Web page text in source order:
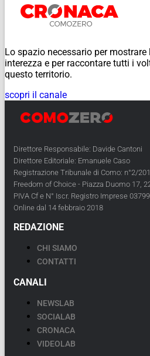
Lo spazio necessario per
interezza e per raccontare tutti i
questo territorio.
scopri il canale
Direttore Responsabile: Davide Cantoni
Direttore Editoriale: Emanuele Caso
Registrazione Tribunale di Como: n°2/
Freedom of Choice - Piazza Duomo 17,
PIVA Cf e N° Iscr. Registro Imprese
Online dal 14 febbraio 2018
REDAZIONE
CHI SIAMO
CONTATTI
CANALI
NEWSLAB
SOCIALAB
CRONACA
VIDEOLAB